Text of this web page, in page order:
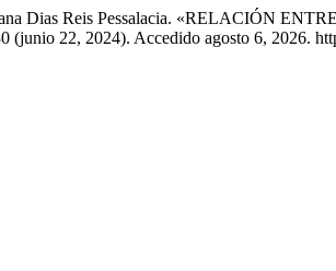
Dias Reis Pessalacia. «RELACIÓN
(junio 22, 2024). Accedido agosto 6, 2026.